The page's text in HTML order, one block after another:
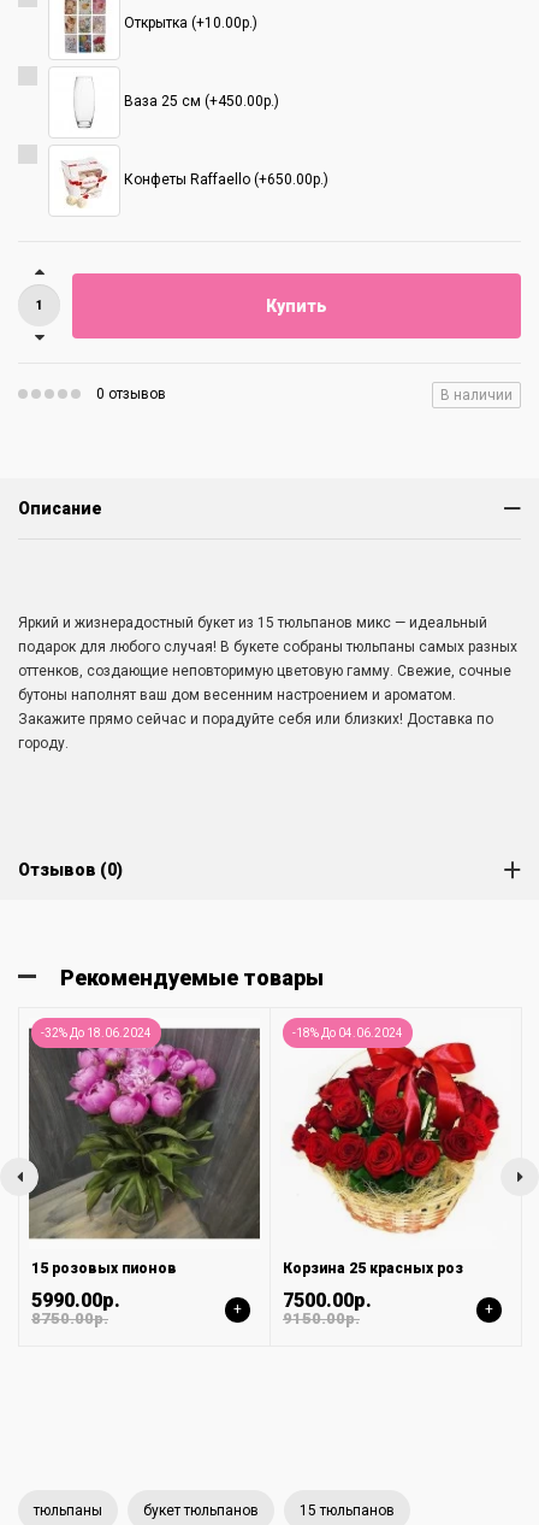
Открытка (+10.00р.)
Ваза 25 см (+450.00р.)
Конфеты Raffaello (+650.00р.)
Купить
0 отзывов В наличии
Описание
Яркий и жизнерадостный букет из 15 тюльпанов микс — идеальный
подарок для любого случая! В букете собраны тюльпаны самых разных
оттенков, создающие неповторимую цветовую гамму. Свежие, сочные
бутоны наполнят ваш дом весенним настроением и ароматом.
Закажите прямо сейчас и порадуйте себя или близких! Доставка по
городу.
Отзывов (0)
Рекомендуемые товары
-32% До 18.06.2024
15 розовых пионов
5990.00р.
8750.00р. +
-18% До 04.06.2024
Корзина 25 красных роз
7500.00р.
9150.00р. +
тюльпаны букет тюльпанов 15 тюльпанов